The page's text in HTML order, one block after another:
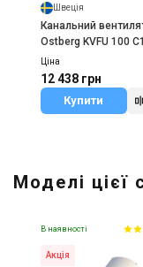
Швеція
Канальний
Ostberg KVFU 100 C1
Ціна
12 438 грн
Купити
Моделі цієї
В наявності
Акція